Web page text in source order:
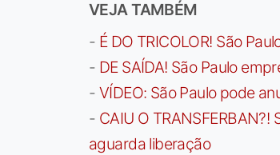
VEJA TAMBÉM
- É DO TRICOLOR! São
- DE SAÍDA! São Paulo
- VÍDEO: São Paulo pode
- CAIU O
aguarda liberação